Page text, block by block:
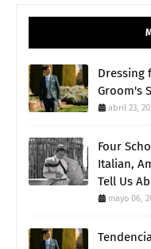
Dressing
Groom's
abril 23,
Four
Italian,
Tell Us
mayo 06,